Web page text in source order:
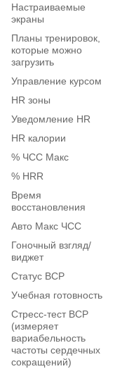
Настраиваемые
экраны
Планы тренировок,
которые можно
загрузить
Управление курсом
HR зоны
Уведомление HR
HR калории
% ЧСС Макс
% HRR
Время
восстановления
Авто Макс ЧСС
Гоночный взгляд/
виджет
Статус ВСР
Учебная готовность
Стресс-тест ВСР
(измеряет
вариабельность
частоты сердечных
сокращений)